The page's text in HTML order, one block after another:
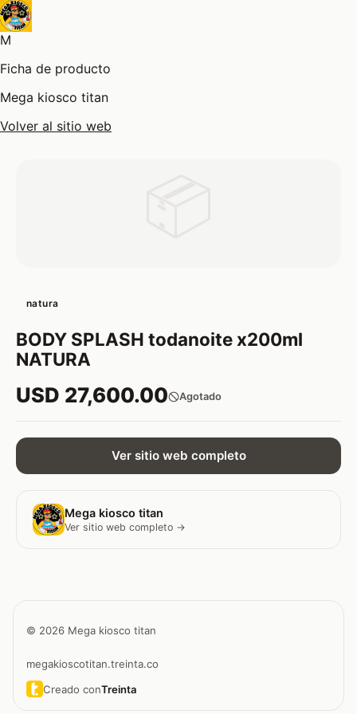
M
Ficha de producto
Mega kiosco titan
Volver al sitio web
natura
BODY SPLASH todanoite x200ml
NATURA
USD 27,600.00 Agotado
Ver sitio web completo
Mega kiosco titan
Ver sitio web completo →
© 2026 Mega kiosco titan
megakioscotitan.treinta.co
Creado conTreinta